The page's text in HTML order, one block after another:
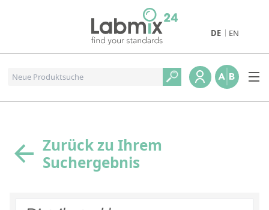
DE EN
Referenzstandards für die Industrie und Geologie
Referenzstandards für die Umweltanalytik
Zurück zu Ihrem
Suchergebnis